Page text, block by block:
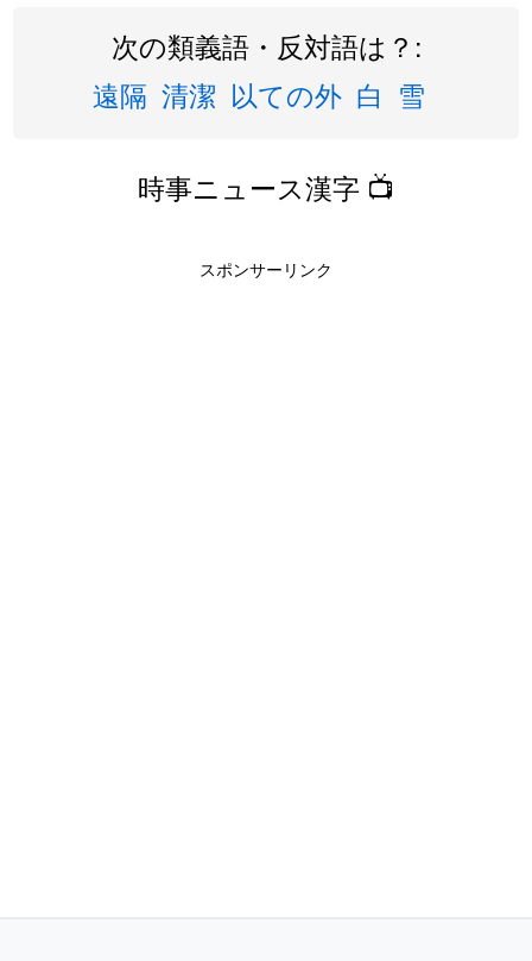
次の類義語・反対語は？:
遠隔 清潔 以ての外 白 雪
時事ニュース漢字 📺
スポンサーリンク